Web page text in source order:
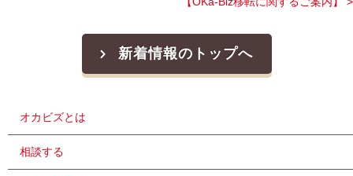
新着情報のトップへ
オカビズとは
相談する